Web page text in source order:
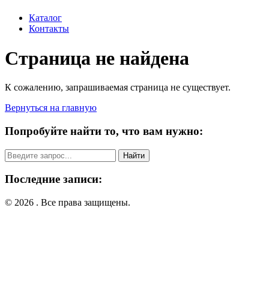
Каталог
Контакты
Страница не найдена
К сожалению, запрашиваемая страница не существует.
Вернуться на главную
Попробуйте найти то, что вам нужно:
Поиск:
Последние записи:
© 2026 . Все права защищены.